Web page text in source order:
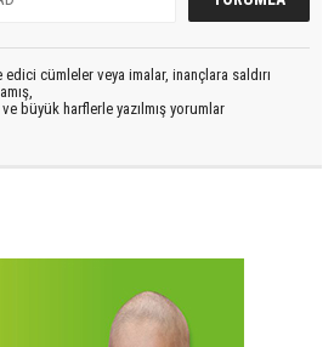
cümleler veya imalar, inançlara saldırı
büyük harflerle yazılmış yorumlar